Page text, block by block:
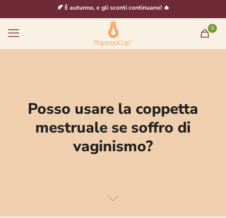
🍂 È autunno, e gli sconti continuano! 🔥
0
Posso usare la coppetta
mestruale se soffro di
vaginismo?